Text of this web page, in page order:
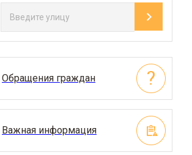
Обращения граждан
Важная информация